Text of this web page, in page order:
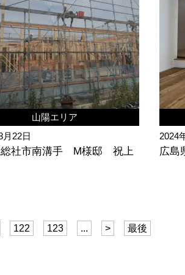
山陽エリア
月22日
総社市南溝手 M様邸 祝上
2024
広
122 123 ... > 最後